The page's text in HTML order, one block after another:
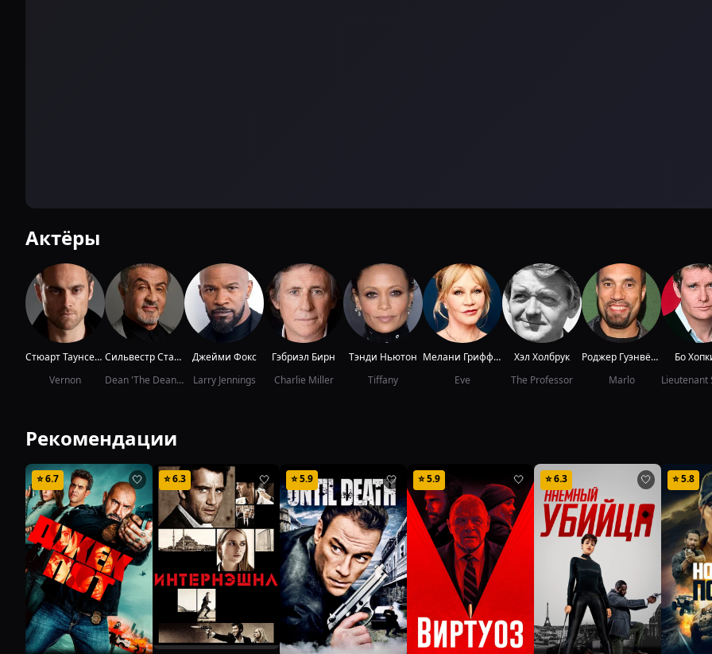
Актёры
Стюарт Таунсенд
Vernon
Сильвестр Сталлоне
Dean 'The Dean' Stevens
Джейми Фокс
Larry Jennings
Гэбриэл Бирн
Charlie Miller
Тэнди Ньютон
Tiffany
Мелани Гриффит
Eve
Хэл Холбрук
The Professor
Роджер Гуэнвёр Смит
Marlo
Бо
Рекомендации
⭐6.7 🤍 ⭐6.3 🤍 ⭐5.9 🤍 ⭐5.9 🤍 ⭐6.3 🤍 ⭐5.8